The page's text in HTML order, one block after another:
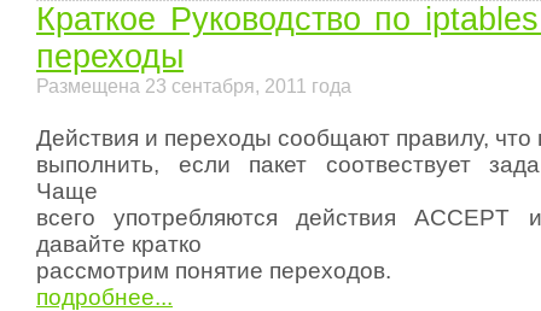
Краткое Руководство по
переходы
Размещена 23 сентабря, 2011 года
Действия и переходы сообщают правилу, что
выполнить, если пакет соотвествует
Чаще
всего употребляются действия ACCEPT
давайте кратко
рассмотрим понятие переходов.
подробнее...